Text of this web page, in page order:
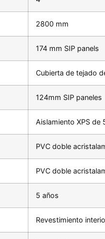
2800 mm
174 mm SIP panels
Cubierta de tejado
124mm SIP paneles
Aislamiento XPS de
PVC doble
PVC doble
5 años
Revestimiento